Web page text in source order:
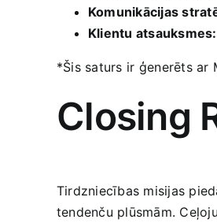
Komunikācijas
Klientu atsauksmes:
*Šis saturs ir⁢ ģenerēts ar
Closing
Tirdzniecības misijas
tendenču plūsmām.